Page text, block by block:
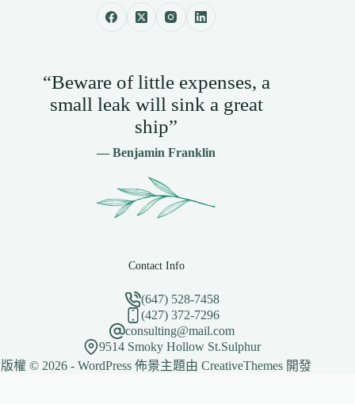
“Beware of little expenses, a
small leak will sink a great
ship”
— Benjamin Franklin
Contact Info
(647) 528-7458
(427) 372-7296
consulting@mail.com
9514 Smoky Hollow St.Sulphur
版權 © 2026 - WordPress 佈景主題由CreativeThemes 開發